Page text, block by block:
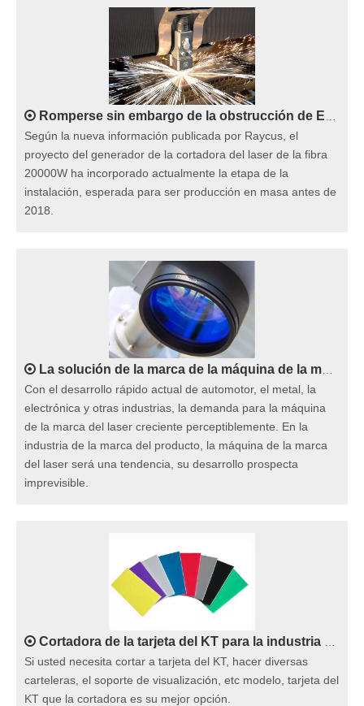
Romperse sin embargo de la obstrucción de Estados Unidos, generador de la cortadora del laser de la fibra 20000W en la producción
Según la nueva información publicada por Raycus, el
proyecto del generador de la cortadora del laser de la fibra
20000W ha incorporado actualmente la etapa de la
instalación, esperada para ser producción en masa antes de
2018.
La solución de la marca de la máquina de la marca del laser tiene una variedad de características
Con el desarrollo rápido actual de automotor, el metal, la
electrónica y otras industrias, la demanda para la máquina
de la marca del laser creciente perceptiblemente. En la
industria de la marca del producto, la máquina de la marca
del laser será una tendencia, su desarrollo prospecta
imprevisible.
Cortadora de la tarjeta del KT para la industria de publicidad
Si usted necesita cortar a tarjeta del KT, hacer diversas
carteleras, el soporte de visualización, etc modelo, tarjeta del
KT que la cortadora es su mejor opción.